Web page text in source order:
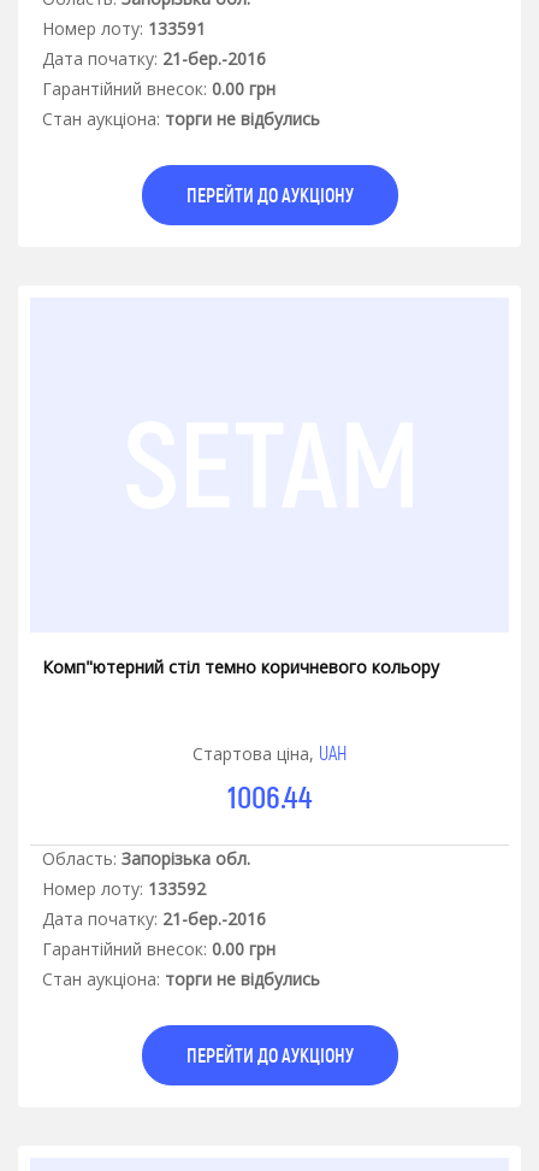
Номер лоту: 133591
Дата початку: 21-бер.-2016
Гарантiйний внесок: 0.00 грн
Стан аукцiона: торги не відбулись
ПЕРЕЙТИ ДО АУКЦІОНУ
Комп"ютерний стіл темно коричневого кольору
Стартова ціна, UAH
1006.44
Область: Запорізька обл.
Номер лоту: 133592
Дата початку: 21-бер.-2016
Гарантiйний внесок: 0.00 грн
Стан аукцiона: торги не відбулись
ПЕРЕЙТИ ДО АУКЦІОНУ